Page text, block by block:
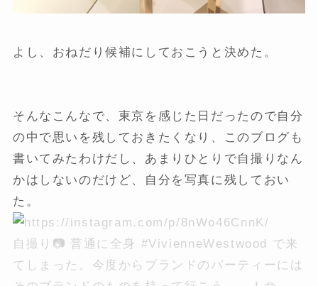
よし、おねだり候補にしておこうと決めた。
そんなこんなで、東京を感じた日だったので自分
の中で思いを残しておきたくなり、このブログも
書いてみたわけだし、あまりひとりで自撮りなん
かはしないのだけど、自分を写真に残しておい
た。
自撮り📷 普通に全身 #VivienneWestwood で来
てしまった。今度からブランドのパーティーには